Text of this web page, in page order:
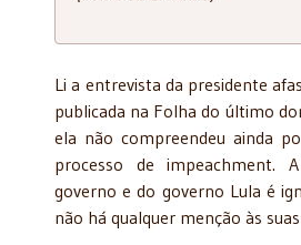
Li a entrevista da presidente
publicada na Folha do último
ela não compreendeu ainda
processo de impeachment.
governo e do governo Lula é
não há qualquer menção às suas